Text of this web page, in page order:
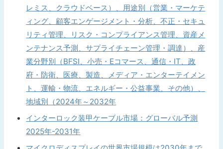
レミス、クラウドベース）、用途別（営業・マーケテ
ィング、顧客エンゲージメント・分析、不正・セキュ
リティ管理、リスク・コンプライアンス管理、資産メ
ンテナンス予測、サプライチェーン管理・調達）、産
業分野別（BFSI、小売・Eコマース、通信・IT、政
府・防衛、医療、製造、メディア・エンターテイメン
ト、運輸・物流、エネルギー・公益事業、その他）、
地域別（2024年～2032年
インターロック装甲ケーブル市場：グローバル予測
2025年-2031年